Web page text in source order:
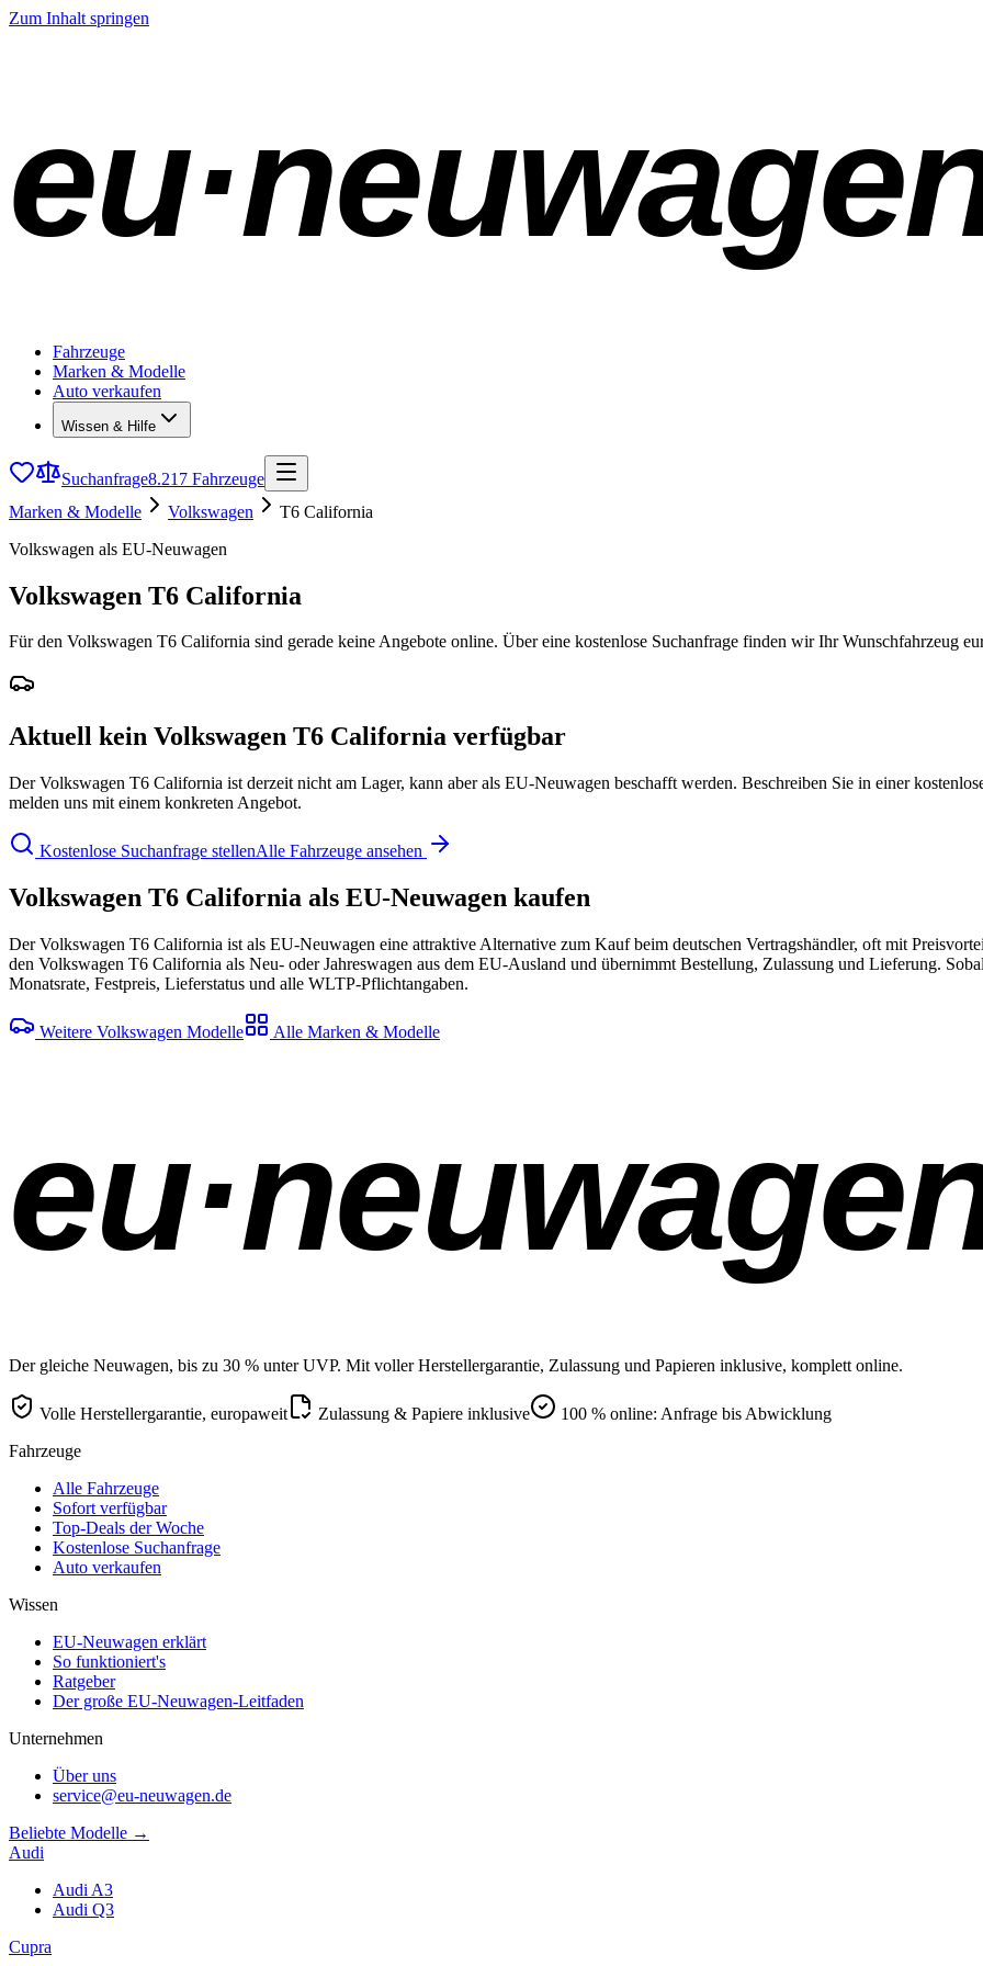
Zum Inhalt springen
Fahrzeuge
Marken & Modelle
Auto verkaufen
Wissen & Hilfe
Suchanfrage8.217 Fahrzeuge
Marken & Modelle
Volkswagen
T6 California
Volkswagen als EU-Neuwagen
Volkswagen T6 California
Für den Volkswagen T6 California sind gerade keine Angebote online. Über eine kostenlose Suchanfrage finden wir Ihr Wunschfahrzeug
Aktuell kein Volkswagen T6 California verfügbar
Der Volkswagen T6 California ist derzeit nicht am Lager, kann aber als EU-Neuwagen beschafft werden. Beschreiben Sie in einer
melden uns mit einem konkreten Angebot.
Kostenlose Suchanfrage stellenAlle Fahrzeuge ansehen
Volkswagen T6 California als EU-Neuwagen kaufen
Der Volkswagen T6 California ist als EU-Neuwagen eine attraktive Alternative zum Kauf beim deutschen Vertragshändler, oft mit
den Volkswagen T6 California als Neu- oder Jahreswagen aus dem EU-Ausland und übernimmt Bestellung, Zulassung und Lieferung.
Monatsrate, Festpreis, Lieferstatus und alle WLTP-Pflichtangaben.
Weitere Volkswagen Modelle Alle Marken & Modelle
Der gleiche Neuwagen, bis zu 30 % unter UVP. Mit voller Herstellergarantie, Zulassung und Papieren inklusive, komplett online.
Volle Herstellergarantie, europaweit Zulassung & Papiere inklusive
100 % online: Anfrage bis Abwicklung
Fahrzeuge
Alle Fahrzeuge
Sofort verfügbar
Top-Deals der Woche
Kostenlose Suchanfrage
Auto verkaufen
Wissen
EU-Neuwagen erklärt
So funktioniert's
Ratgeber
Der große EU-Neuwagen-Leitfaden
Unternehmen
Über uns
service@eu-neuwagen.de
Beliebte Modelle →
Audi
Audi A3
Audi Q3
Cupra